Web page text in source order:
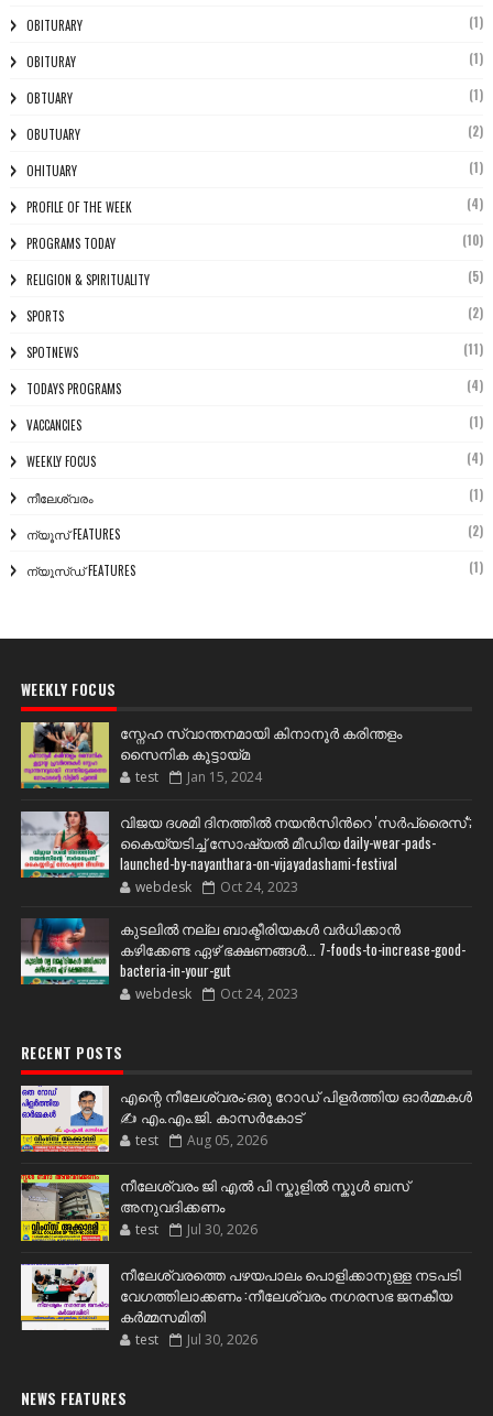
OBITURARY (1)
OBITURAY (1)
OBTUARY (1)
OBUTUARY (2)
OHITUARY (1)
PROFILE OF THE WEEK (4)
PROGRAMS TODAY (10)
RELIGION & SPIRITUALITY (5)
SPORTS (2)
SPOTNEWS (11)
TODAYS PROGRAMS (4)
VACCANCIES (1)
WEEKLY FOCUS (4)
നീലേശ്വരം (1)
ന്യൂസ് FEATURES (2)
ന്യൂസ്ഡ് FEATURES (1)
WEEKLY FOCUS
സ്നേഹ സ്വാന്തനമായി കിനാനൂർ കരിന്തളം
സൈനിക കൂട്ടായ്മ
test Jan 15, 2024
വിജയ ദശമി ദിനത്തില്‍ നയന്‍സിന്‍റെ 'സര്‍പ്രൈസ്';
കൈയ്യടിച്ച് സോഷ്യല്‍ മീഡിയ daily-wear-pads-
launched-by-nayanthara-on-vijayadashami-festival
webdesk Oct 24, 2023
കുടലിൽ നല്ല ബാക്ടീരിയകൾ വര്‍ധിക്കാന്‍
കഴിക്കേണ്ട ഏഴ് ഭക്ഷണങ്ങള്‍... 7-foods-to-increase-good-
bacteria-in-your-gut
webdesk Oct 24, 2023
RECENT POSTS
എന്റെ നീലേശ്വരം:ഒരു റോഡ് പിളർത്തിയ ഓർമ്മകൾ
✍️ എം.എം.ജി. കാസർകോട്
test Aug 05, 2026
നീലേശ്വരം ജി എൽ പി സ്കൂളിൽ സ്കൂൾ ബസ്
അനുവദിക്കണം
test Jul 30, 2026
നീലേശ്വരത്തെ പഴയപാലം പൊളിക്കാനുള്ള നടപടി
വേഗത്തിലാക്കണം :നീലേശ്വരം നഗരസഭ ജനകീയ
കർമ്മസമിതി
test Jul 30, 2026
NEWS FEATURES